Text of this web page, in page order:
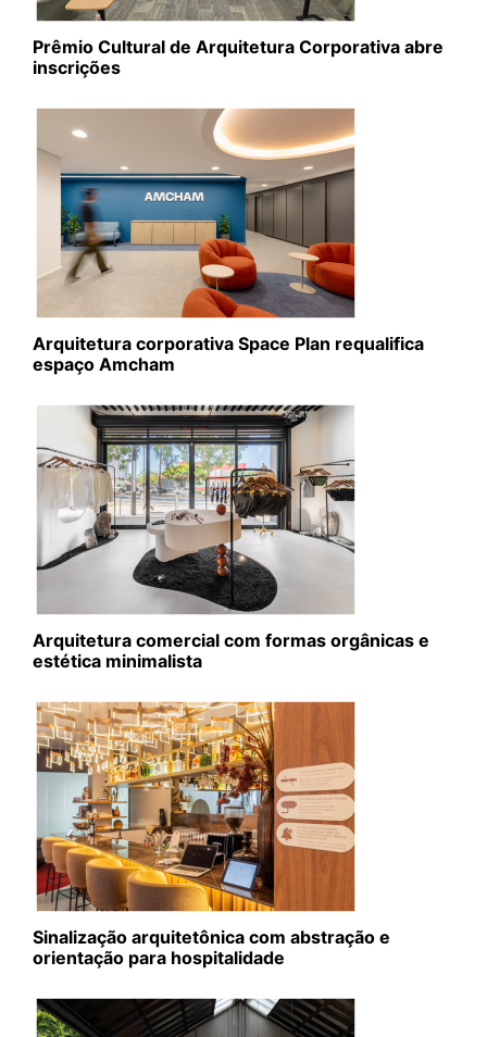
Prêmio Cultural de Arquitetura Corporativa abre
inscrições
Arquitetura corporativa Space Plan requalifica
espaço Amcham
Arquitetura comercial com formas orgânicas e
estética minimalista
Sinalização arquitetônica com abstração e
orientação para hospitalidade